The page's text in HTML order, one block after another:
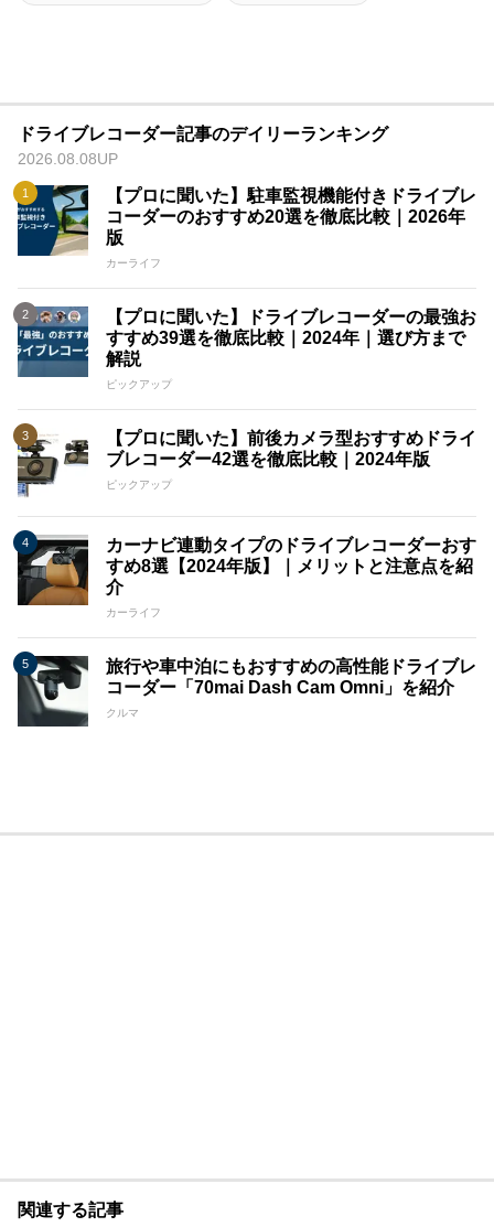
ドライブレコーダー記事のデイリーランキング
2026.08.08UP
【プロに聞いた】駐車監視機能付きドライブレ
コーダーのおすすめ20選を徹底比較｜2026年
版
カーライフ
【プロに聞いた】ドライブレコーダーの最強お
すすめ39選を徹底比較｜2024年｜選び方まで
解説
ピックアップ
【プロに聞いた】前後カメラ型おすすめドライ
ブレコーダー42選を徹底比較｜2024年版
ピックアップ
カーナビ連動タイプのドライブレコーダーおす
すめ8選【2024年版】｜メリットと注意点を紹
介
カーライフ
旅行や車中泊にもおすすめの高性能ドライブレ
コーダー「70mai Dash Cam Omni」を紹介
クルマ
関連する記事